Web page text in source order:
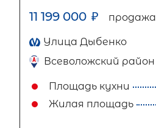
11 199 000 ₽ продажа
Улица Дыбенко
Всеволожский район
Площадь кухни
Жилая площадь